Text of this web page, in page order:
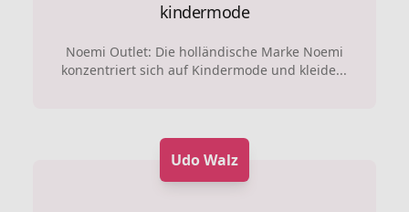
kindermode
Noemi Outlet: Die holländische Marke Noemi
konzentriert sich auf Kindermode und kleide...
Udo Walz